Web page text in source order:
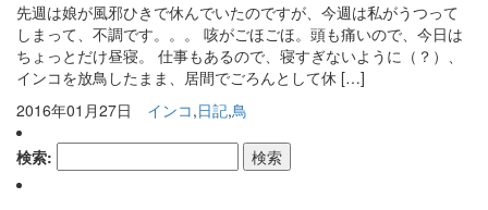
先週は娘が風邪ひきで休んでいたのですが、今週は私がうつって
しまって、不調です。。。 咳がごほごほ。頭も痛いので、今日は
ちょっとだけ昼寝。 仕事もあるので、寝すぎないように（？）、
インコを放鳥したまま、居間でごろんとして休 […]
2016年01月27日 インコ,日記,鳥
検索: